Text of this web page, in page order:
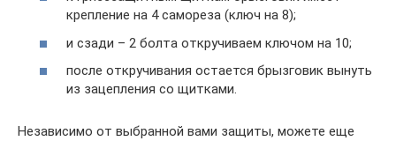
крепление на 4 самореза (ключ на 8);
и сзади – 2 болта откручиваем ключом на 10;
после откручивания остается брызговик вынуть
из зацепления со щитками.
Независимо от выбранной вами защиты, можете еще